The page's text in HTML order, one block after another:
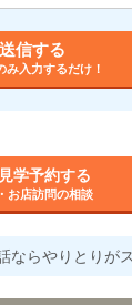
送信する
み入力するだけ！
見学予約する
お店訪問の相談
ならやりとりが